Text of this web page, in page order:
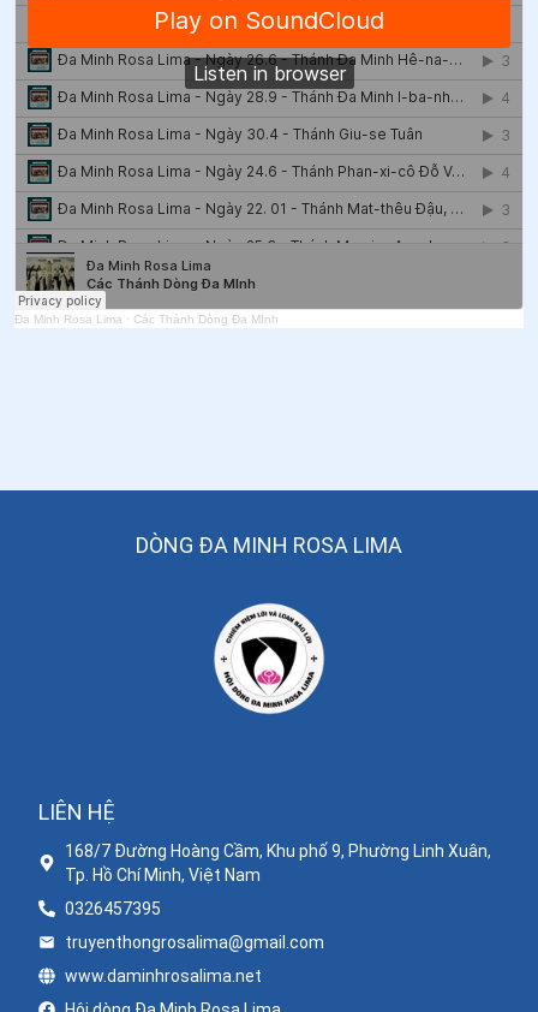
Đa Minh Rosa Lima · Các Thánh Dòng Đa MInh
DÒNG ĐA MINH ROSA LIMA
LIÊN HỆ
168/7 Đường Hoàng Cầm, Khu phố 9, Phường Linh Xuân,
Tp. Hồ Chí Minh, Việt Nam
0326457395
truyenthongrosalima@gmail.com
www.daminhrosalima.net